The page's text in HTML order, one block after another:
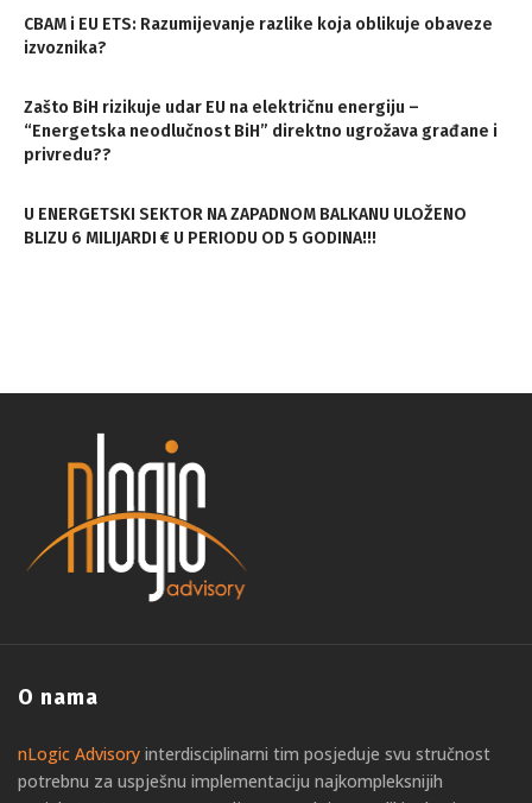
CBAM i EU ETS: Razumijevanje razlike koja oblikuje obaveze
izvoznika?
Zašto BiH rizikuje udar EU na električnu energiju –
“Energetska neodlučnost BiH” direktno ugrožava građane i
privredu??
U ENERGETSKI SEKTOR NA ZAPADNOM BALKANU ULOŽENO
BLIZU 6 MILIJARDI € U PERIODU OD 5 GODINA!!!
O nama
nLogic Advisory interdisciplinarni tim posjeduje svu stručnost
potrebnu za uspješnu implementaciju najkompleksnijih